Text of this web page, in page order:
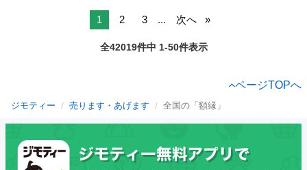
1 2 3 ... 次へ
全42019件中 1-50件表示
ページTOPへ
ジモティー 売ります・あげます 全国の「額縁」